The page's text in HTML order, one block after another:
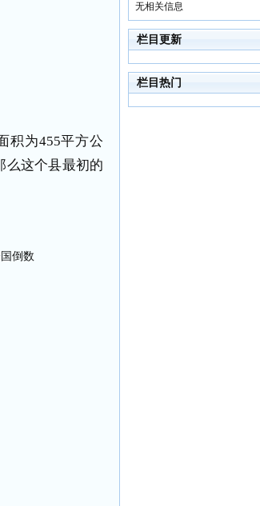
积为455平方公
么这个县最初的
无相关信息
栏目更新
栏目热门